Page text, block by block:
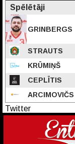
Spēlētāji
GRINBERGS
STRAUTS
KRŪMIŅŠ
CEPLĪTIS
ARCIMOVIČS
Twitter